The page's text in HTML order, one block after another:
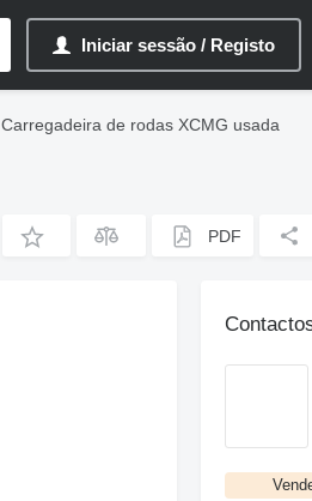
Iniciar sessão / Registo
Carregadeira de rodas XCMG usada
PDF